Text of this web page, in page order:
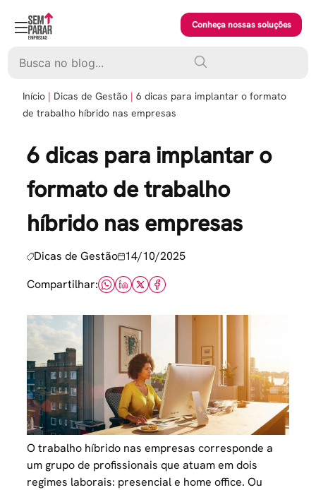
content
Conheça nossas soluções
Início Dicas de Gestão
6 dicas para implantar o formato
de trabalho híbrido nas empresas
6 dicas para implantar o
formato de trabalho
híbrido nas empresas
Dicas de Gestão 14/10/2025
Compartilhar:
O trabalho híbrido nas empresas corresponde a
um grupo de profissionais que atuam em dois
regimes laborais: presencial e home office. Ou